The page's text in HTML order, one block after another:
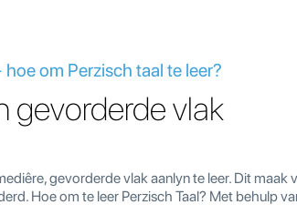
om Perzisch taal te leer?
gevorderde vlak
gevorderde vlak aanlyn te leer. Dit maak
Hoe om te leer Perzisch Taal? Met behulp